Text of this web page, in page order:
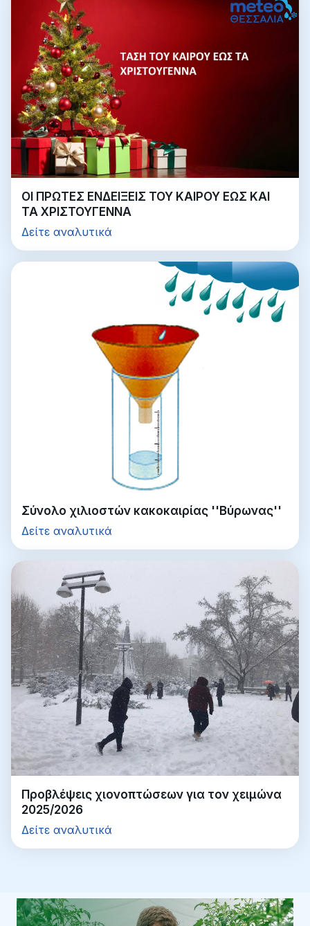
ΟΙ ΠΡΩΤΕΣ ΕΝΔΕΙΞΕΙΣ ΤΟΥ ΚΑΙΡΟΥ ΕΩΣ ΚΑΙ
ΤΑ ΧΡΙΣΤΟΥΓΕΝΝΑ
Δείτε αναλυτικά
Σύνολο χιλιοστών κακοκαιρίας ''Βύρωνας''
Δείτε αναλυτικά
Προβλέψεις χιονοπτώσεων για τον χειμώνα
2025/2026
Δείτε αναλυτικά